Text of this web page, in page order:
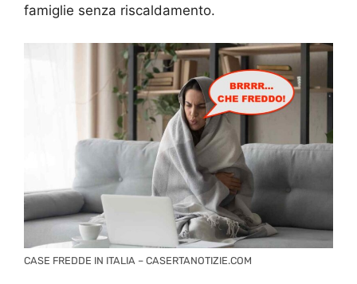
famiglie senza riscaldamento.
CASE FREDDE IN ITALIA – CASERTANOTIZIE.COM